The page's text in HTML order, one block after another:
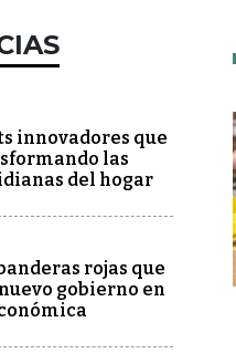
innovadores que
las
del hogar
rojas que
gobierno en